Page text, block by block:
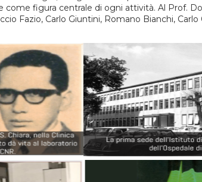
figura centrale di ogni attività. Al Prof.
Fazio, Carlo Giuntini, Romano Bianchi, Carlo